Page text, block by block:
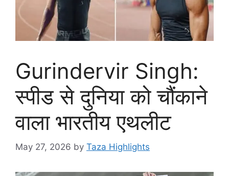
Gurindervir Singh:
स्पीड से दुनिया को चौंकाने
वाला भारतीय एथलीट
May 27, 2026 by Taza Highlights